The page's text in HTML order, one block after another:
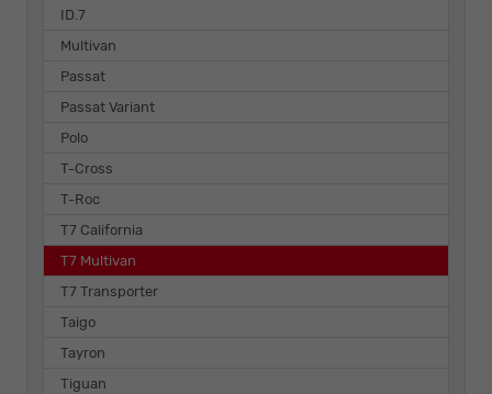
ID.7
Multivan
Passat
Passat Variant
Polo
T-Cross
T-Roc
T7 California
T7 Multivan
T7 Transporter
Taigo
Tayron
Tiguan